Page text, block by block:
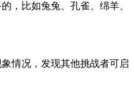
，比如兔兔、孔雀、绵羊、
情况，发现其他挑战者可启